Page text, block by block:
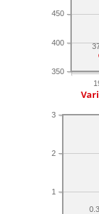
350
400
450
1
2
3
0.3